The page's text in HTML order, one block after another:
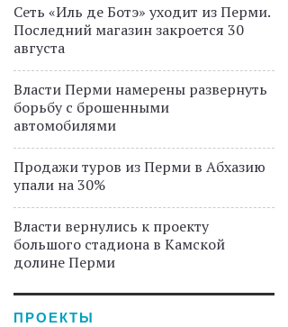
Сеть «Иль де Ботэ» уходит из Перми.
Последний магазин закроется 30
августа
Власти Перми намерены развернуть
борьбу с брошенными
автомобилями
Продажи туров из Перми в Абхазию
упали на 30%
Власти вернулись к проекту
большого стадиона в Камской
долине Перми
ПРОЕКТЫ